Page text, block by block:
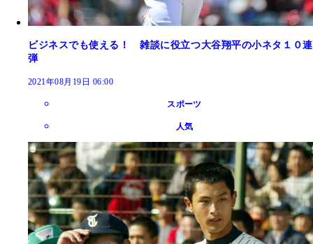
ビジネスでも使える！ 雑談に役立つ大谷翔平の小ネタ１０連
弾
2021年08月19日 06:00
スポーツ
人気